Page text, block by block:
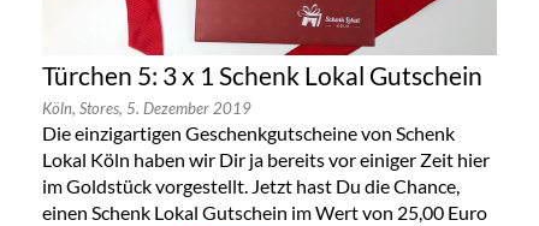
Türchen 5: 3 x 1 Schenk Lokal Gutschein
Köln, Stores, 5. Dezember 2019
Die einzigartigen Geschenkgutscheine von Schenk
Lokal Köln haben wir Dir ja bereits vor einiger Zeit hier
im Goldstück vorgestellt. Jetzt hast Du die Chance,
einen Schenk Lokal Gutschein im Wert von 25,00 Euro